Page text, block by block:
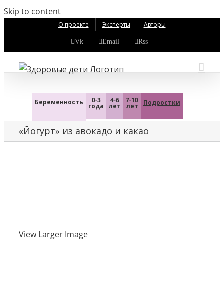
Skip to content
О проекте Эксперты Авторы
Vk Email Rss
Беременность 0-3
года
4-6
лет
7-10
лет Подростки
«Йогурт» из авокадо и какао
View Larger Image